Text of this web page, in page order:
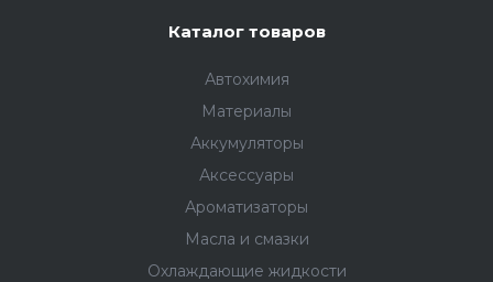
Каталог товаров
Автохимия
Материалы
Аккумуляторы
Аксессуары
Ароматизаторы
Масла и смазки
Охлаждающие жидкости